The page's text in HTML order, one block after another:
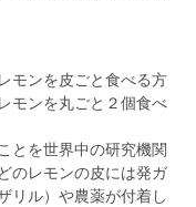
モンを皮ごと食べる方
モンを丸ごと２個食べ
とを世界中の研究機関
のレモンの皮には発ガ
リル）や農薬が付着し